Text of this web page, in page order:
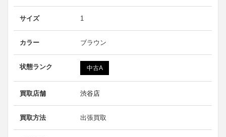
サイズ 1
カラー ブラウン
状態ランク 中古A
買取店舗 渋谷店
買取方法 出張買取